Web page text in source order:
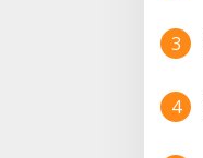
3
4